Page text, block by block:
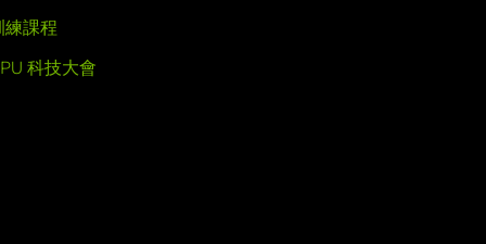
練課程
科技大會